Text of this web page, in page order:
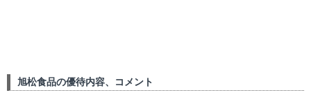
旭松食品の優待内容、コメント